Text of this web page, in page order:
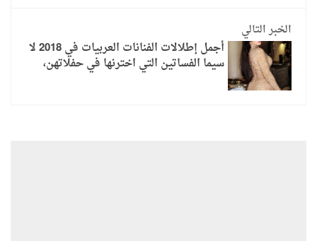
الخبر التالي
أجمل إطلالات الفنانات العربيات في 2018 لا
سيما الفساتين التي اخترنها في حفلاتهن،